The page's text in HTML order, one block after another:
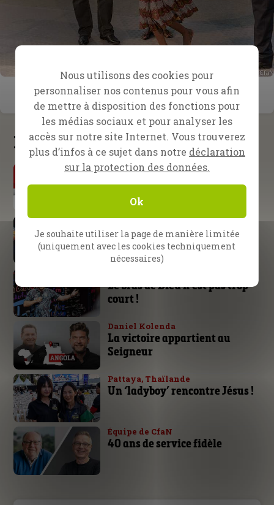
Nouveautés
Par Daniel Kolenda
École d’évangélisation SOE
S’attendre à de grandes choses
de la part de Dieu
Le bras de Dieu n’est pas trop
court !
Daniel Kolenda
La victoire appartient au
Seigneur
Pattaya, Thaïlande
Un ‘ladyboy’ rencontre Jésus !
Équipe de CfaN
40 ans de service fidèle
Nous utilisons des cookies pour
personnaliser nos contenus pour vous afin
de mettre à disposition des fonctions pour
les médias sociaux et pour analyser les
accès sur notre site Internet. Vous trouverez
plus d’infos à ce sujet dans notre déclaration
sur la protection des données.
Ok
Je souhaite utiliser la page de manière limitée
(uniquement avec les cookies techniquement
nécessaires)